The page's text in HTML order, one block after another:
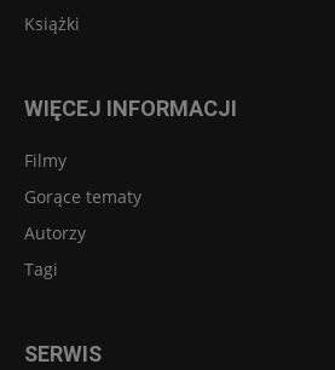
Książki
WIĘCEJ INFORMACJI
Filmy
Gorące tematy
Autorzy
Tagi
SERWIS